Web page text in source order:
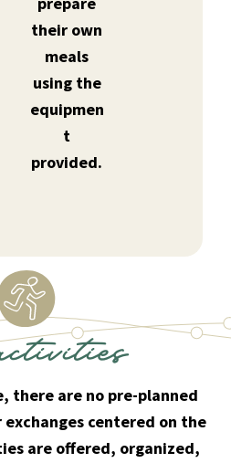
their own
meals
using the
equipmen
t
provided.
there are no pre-planned
centered on the
are offered, organized,